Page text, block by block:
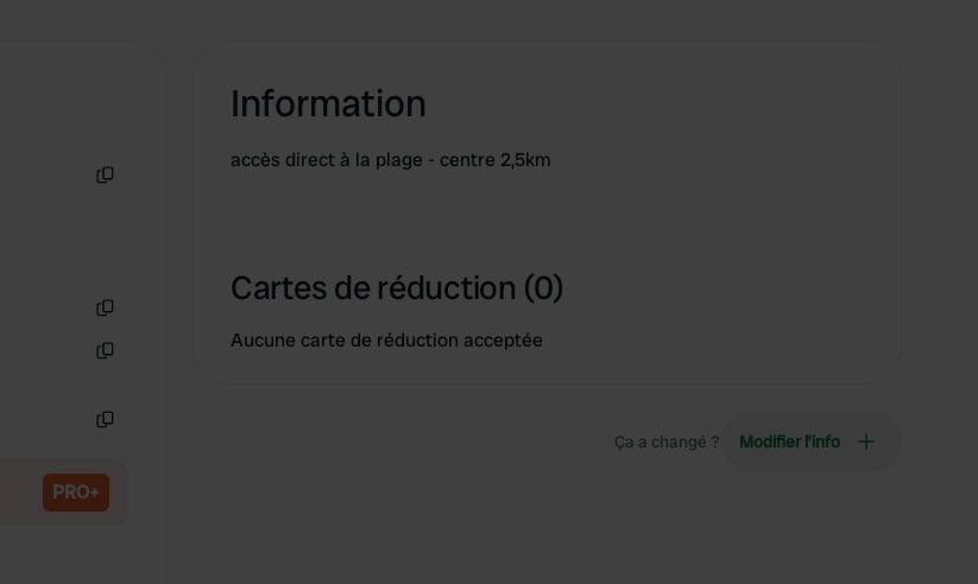
PRO+
Information
accès direct à la plage - centre 2,5km
Cartes de réduction (0)
Aucune carte de réduction acceptée
Ça a changé ? Modifier l’info